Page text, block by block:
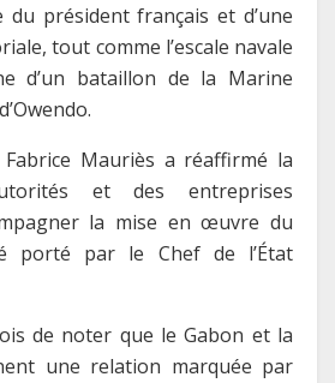
du président français et d’une
tout comme l’escale navale
d’un bataillon de la Marine
Mauriès a réaffirmé la
et des entreprises
la mise en œuvre du
porté par le Chef de l’État
de noter que le Gabon et la
une relation marquée par